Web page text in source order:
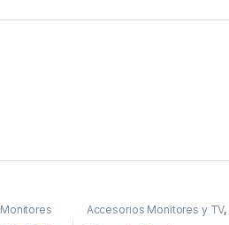
Monitores Accesorios Monitores y TV,